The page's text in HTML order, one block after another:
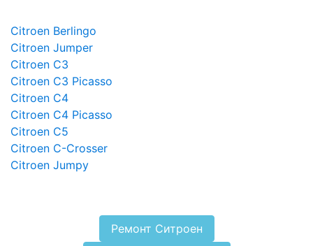
Citroen Berlingo
Citroen Jumper
Citroen C3
Citroen C3 Picasso
Citroen C4
Citroen C4 Picasso
Citroen C5
Citroen C-Crosser
Citroen Jumpy
Ремонт Ситроен